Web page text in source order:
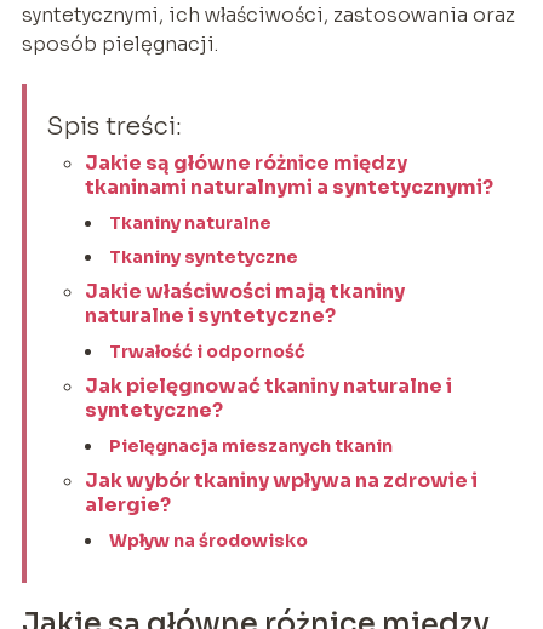
syntetycznymi, ich właściwości, zastosowania oraz
sposób pielęgnacji.
Spis treści:
Jakie są główne różnice między
tkaninami naturalnymi a syntetycznymi?
Tkaniny naturalne
Tkaniny syntetyczne
Jakie właściwości mają tkaniny
naturalne i syntetyczne?
Trwałość i odporność
Jak pielęgnować tkaniny naturalne i
syntetyczne?
Pielęgnacja mieszanych tkanin
Jak wybór tkaniny wpływa na zdrowie i
alergie?
Wpływ na środowisko